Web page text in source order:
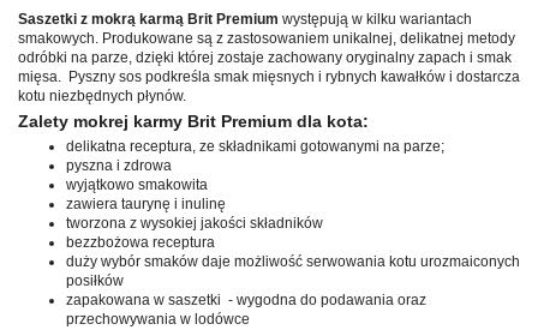
Saszetki z mokrą karmą Brit Premium występują w kilku wariantach
smakowych. Produkowane są z zastosowaniem unikalnej, delikatnej metody
odróbki na parze, dzięki której zostaje zachowany oryginalny zapach i smak
mięsa. Pyszny sos podkreśla smak mięsnych i rybnych kawałków i dostarcza
kotu niezbędnych płynów.
Zalety mokrej karmy Brit Premium dla kota:
delikatna receptura, ze składnikami gotowanymi na parze;
pyszna i zdrowa
wyjątkowo smakowita
zawiera taurynę i inulinę
tworzona z wysokiej jakości składników
bezzbożowa receptura
duży wybór smaków daje możliwość serwowania kotu urozmaiconych
posiłków
zapakowana w saszetki - wygodna do podawania oraz
przechowywania w lodówce